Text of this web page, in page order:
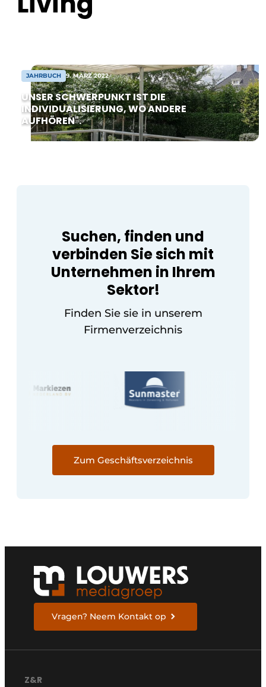
Energieeinsparung, Sicherheit und
[…]
JAHRBUCH 9. MÄRZ 2022
UNSER SCHWERPUNKT IST DIE
INDIVIDUALISIERUNG, WO ANDERE
AUFHÖREN".
Suchen, finden und
verbinden Sie sich mit
Unternehmen in Ihrem
Sektor!
Finden Sie sie in unserem
Firmenverzeichnis
Zum Geschäftsverzeichnis
Vragen? Neem Kontakt op
Z&R